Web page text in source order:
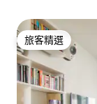
旅客精選
旅客精選